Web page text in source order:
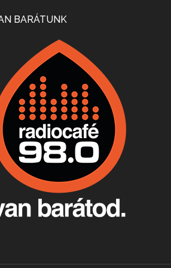
Apr 24, 2026 • 00:38:10
Villány, kékfrankos, Jackfall
Apr 17, 2026 • 00:35:38
Apr 9, 2026 • 00:37:17
BARÁTUNK